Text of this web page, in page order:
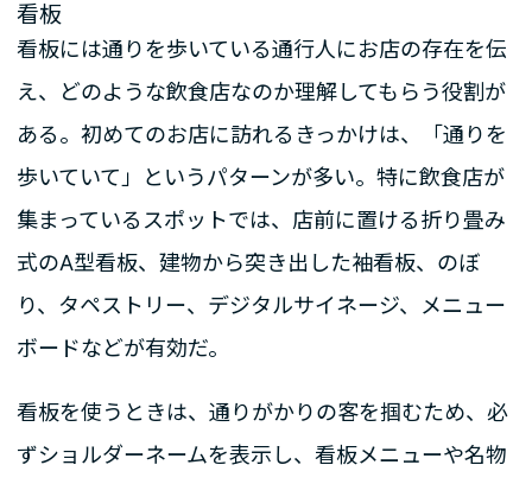
看板
看板には通りを歩いている通行人にお店の存在を伝
え、どのような飲食店なのか理解してもらう役割が
ある。初めてのお店に訪れるきっかけは、「通りを
歩いていて」というパターンが多い。特に飲食店が
集まっているスポットでは、店前に置ける折り畳み
式のA型看板、建物から突き出した袖看板、のぼ
り、タペストリー、デジタルサイネージ、メニュー
ボードなどが有効だ。
看板を使うときは、通りがかりの客を掴むため、必
ずショルダーネームを表示し、看板メニューや名物